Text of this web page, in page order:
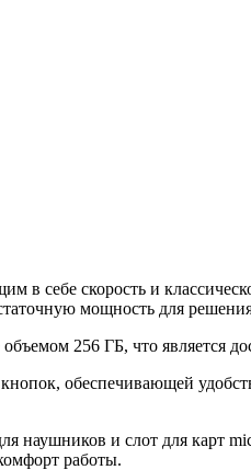
себе скорость и
мощность для
256 ГБ, что является
обеспечивающей
и слот для карт
работы.